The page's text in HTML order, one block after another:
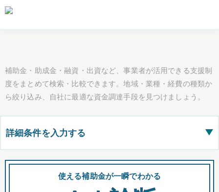
補助金・助成金・融資・出資など、事業者が活用できる支援制
度をまとめて検索・比較できます。地域・業種・経費の種類か
ら絞り込み、自社に最適な資金調達手段を見つけましょう。
詳細条件を入力する ▶
都道府県
使える補助金が一瞬でわかる